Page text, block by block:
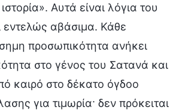
Αυτά είναι λόγια του
εντελώς αβάσιμα. Κάθε
προσωπικότητα ανήκει
στο γένος του Σατανά και
καιρό στο δέκατο όγδοο
για τιμωρία· δεν πρόκειται